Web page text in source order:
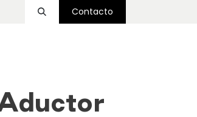
Contacto